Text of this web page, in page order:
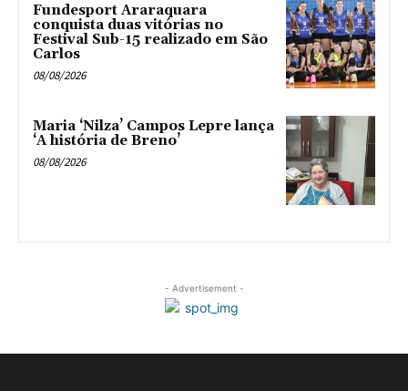
Fundesport Araraquara
conquista duas vitórias no
Festival Sub-15 realizado em São
Carlos
08/08/2026
Maria ‘Nilza’ Campos Lepre lança
‘A história de Breno’
08/08/2026
- Advertisement -